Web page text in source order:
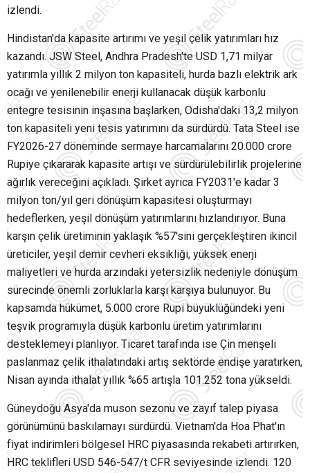
izlendi.
Hindistan'da kapasite artırımı ve yeşil çelik yatırımları hız
kazandı. JSW Steel, Andhra Pradesh'te USD 1,71 milyar
yatırımla yıllık 2 milyon ton kapasiteli, hurda bazlı elektrik ark
ocağı ve yenilenebilir enerji kullanacak düşük karbonlu
entegre tesisinin inşasına başlarken, Odisha'daki 13,2 milyon
ton kapasiteli yeni tesis yatırımını da sürdürdü. Tata Steel ise
FY2026-27 döneminde sermaye harcamalarını 20.000 crore
Rupiye çıkararak kapasite artışı ve sürdürülebilirlik projelerine
ağırlık vereceğini açıkladı. Şirket ayrıca FY2031'e kadar 3
milyon ton/yıl geri dönüşüm kapasitesi oluşturmayı
hedeflerken, yeşil dönüşüm yatırımlarını hızlandırıyor. Buna
karşın çelik üretiminin yaklaşık %57'sini gerçekleştiren ikincil
üreticiler, yeşil demir cevheri eksikliği, yüksek enerji
maliyetleri ve hurda arzındaki yetersizlik nedeniyle dönüşüm
sürecinde önemli zorluklarla karşı karşıya bulunuyor. Bu
kapsamda hükümet, 5.000 crore Rupi büyüklüğündeki yeni
teşvik programıyla düşük karbonlu üretim yatırımlarını
desteklemeyi planlıyor. Ticaret tarafında ise Çin menşeli
paslanmaz çelik ithalatındaki artış sektörde endişe yaratırken,
Nisan ayında ithalat yıllık %65 artışla 101.252 tona yükseldi.
Güneydoğu Asya'da muson sezonu ve zayıf talep piyasa
görünümünü baskılamayı sürdürdü. Vietnam'da Hoa Phat'ın
fiyat indirimleri bölgesel HRC piyasasında rekabeti artırırken,
HRC teklifleri USD 546-547/t CFR seviyesinde izlendi. 120